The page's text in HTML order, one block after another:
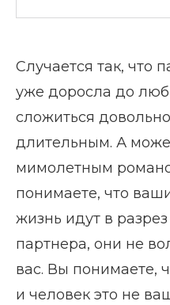
Случается так, что
уже доросла до
сложиться
длительным. А
мимолетным
понимаете, что
жизнь идут в
партнера, они не
вас. Вы понимаете,
и человек это не